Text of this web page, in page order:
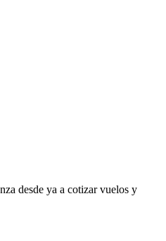
desde ya a cotizar vuelos y